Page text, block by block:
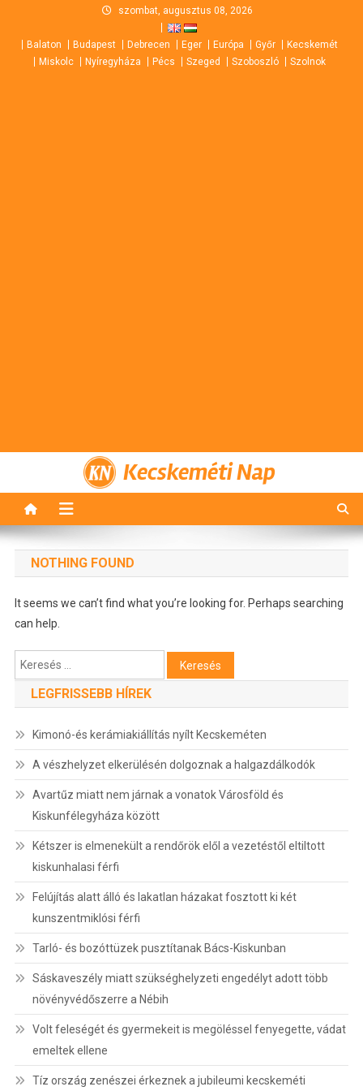
content
szombat, augusztus 08, 2026
Balaton Budapest Debrecen Eger Európa Győr
Kecskemét
Miskolc
Nyíregyháza Pécs Szeged Szoboszló Szolnok
Kecskeméti Nap
NOTHING FOUND
It seems we can’t find what you’re looking for. Perhaps searching
can help.
Keresés:
LEGFRISSEBB HÍREK
Kimonó-és kerámiakiállítás nyílt Kecskeméten
A vészhelyzet elkerülésén dolgoznak a halgazdálkodók
Avartűz miatt nem járnak a vonatok Városföld és
Kiskunfélegyháza között
Kétszer is elmenekült a rendőrök elől a vezetéstől eltiltott
kiskunhalasi férfi
Felújítás alatt álló és lakatlan házakat fosztott ki két
kunszentmiklósi férfi
Tarló- és bozóttüzek pusztítanak Bács-Kiskunban
Sáskaveszély miatt szükséghelyzeti engedélyt adott több
növényvédőszerre a Nébih
Volt feleségét és gyermekeit is megöléssel fenyegette, vádat
emeltek ellene
Tíz ország zenészei érkeznek a jubileumi kecskeméti